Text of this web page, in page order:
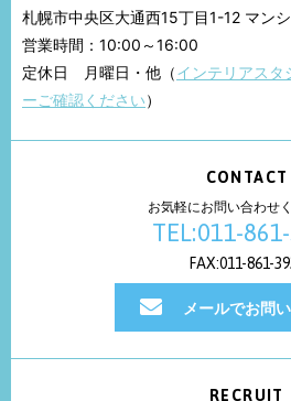
札幌市中央区大通西15丁目1-12 マン
営業時間：10:00～16:00
定休日 月曜日・他（インテリアスタ
ーご確認ください）
CONTACT
お気軽にお問い合わせ
TEL:011-
FAX:011-861-
メールでお問
RECRUIT